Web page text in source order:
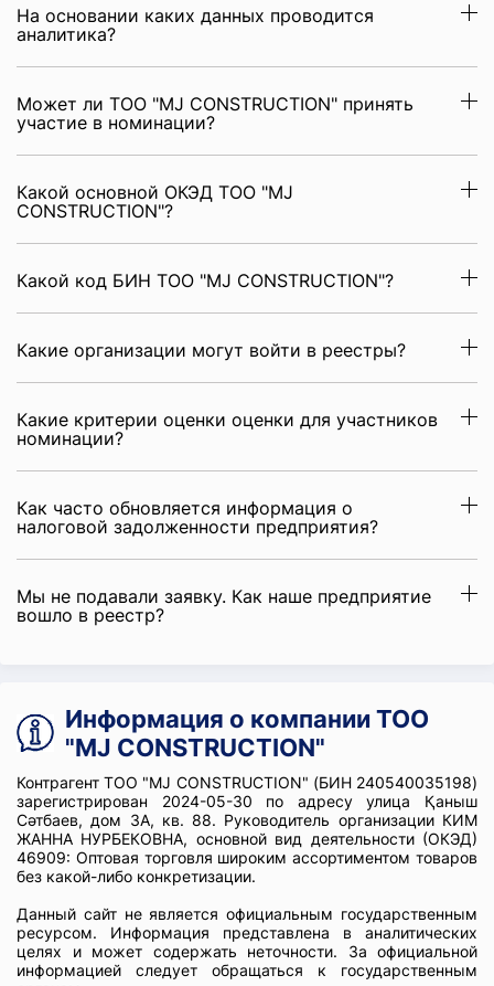
На основании каких данных проводится
аналитика?
Может ли ТОО "MJ CONSTRUCTION" принять
участие в номинации?
Какой основной ОКЭД ТОО "MJ
CONSTRUCTION"?
Какой код БИН ТОО "MJ CONSTRUCTION"?
Какие организации могут войти в реестры?
Какие критерии оценки оценки для участников
номинации?
Как часто обновляется информация о
налоговой задолженности предприятия?
Мы не подавали заявку. Как наше предприятие
вошло в реестр?
Информация о компании ТОО
"MJ CONSTRUCTION"
Контрагент ТОО "MJ CONSTRUCTION" (БИН 240540035198)
зарегистрирован 2024-05-30 по адресу улица Қаныш
Сәтбаев, дом 3А, кв. 88. Руководитель организации КИМ
ЖАННА НУРБЕКОВНА, основной вид деятельности (ОКЭД)
46909: Оптовая торговля широким ассортиментом товаров
без какой-либо конкретизации.
Данный сайт не является официальным государственным
ресурсом. Информация представлена в аналитических
целях и может содержать неточности. За официальной
информацией следует обращаться к государственным